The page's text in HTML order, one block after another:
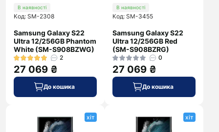
В наявності
Код: SM-2308
Samsung Galaxy S22
Ultra 12/256GB Phantom
White (SM-S908BZWG)
2
27 069 ₴
До кошика
В наявності
Код: SM-3455
Samsung Galaxy S22
Ultra 12/256GB Red
(SM-S908BZRG)
0
27 069 ₴
До кошика
хіт хіт